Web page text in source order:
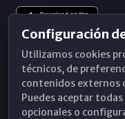
Configuración
Utilizamos cookies
técnicos, de
contenidos externos
Puedes aceptar
opcionales o